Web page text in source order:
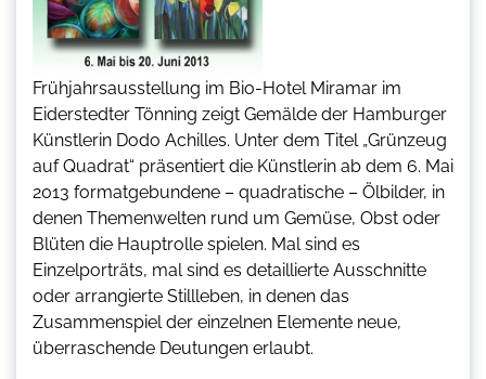
Frühjahrsausstellung im Bio-Hotel Miramar im
Eiderstedter Tönning zeigt Gemälde der Hamburger
Künstlerin Dodo Achilles. Unter dem Titel „Grünzeug
auf Quadrat“ präsentiert die Künstlerin ab dem 6. Mai
2013 formatgebundene – quadratische – Ölbilder, in
denen Themenwelten rund um Gemüse, Obst oder
Blüten die Hauptrolle spielen. Mal sind es
Einzelporträts, mal sind es detaillierte Ausschnitte
oder arrangierte Stillleben, in denen das
Zusammenspiel der einzelnen Elemente neue,
überraschende Deutungen erlaubt.